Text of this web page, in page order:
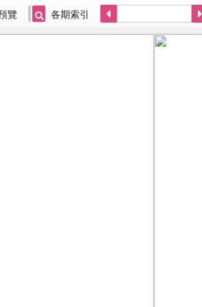
覽 各期索引